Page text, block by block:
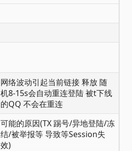
网络波动引起当前链接 释放 随
机8-15s会自动重连登陆 被t下线
的QQ 不会在重连
可能的原因(TX 踢号/异地登陆/冻
结/被举报等 导致等Session失
效)